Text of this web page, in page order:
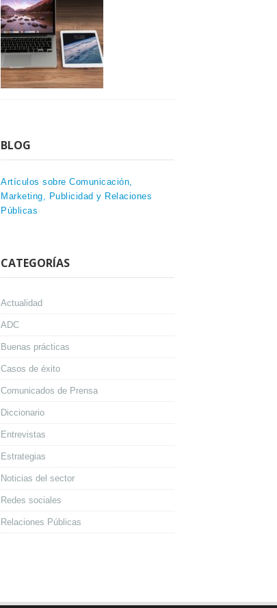
BLOG
Artículos sobre Comunicación,
Marketing, Publicidad y Relaciones
Públicas
CATEGORÍAS
Actualidad
ADC
Buenas prácticas
Casos de éxito
Comunicados de Prensa
Diccionario
Entrevistas
Estrategias
Noticias del sector
Redes sociales
Relaciones Públicas